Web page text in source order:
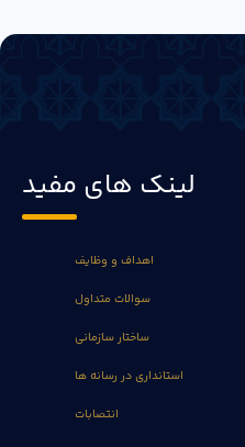
لینک های مفید
اهداف و وظایف
سوالات متداول
ساختار سازمانی
استانداری در رسانه ها
انتصابات